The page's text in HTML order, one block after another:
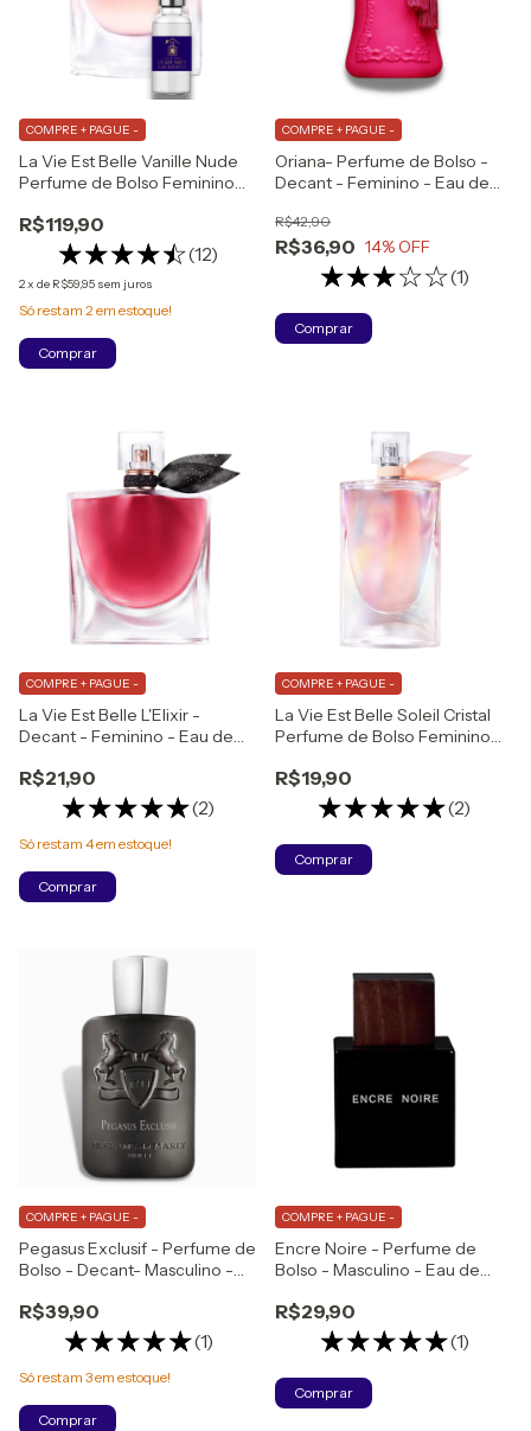
La Vie Est Belle Vanille Nude
Perfume de Bolso Feminino
R$119,90
(12)
2x de R$59,95 sem juros
COMPRE + PAGUE -
Só restam 2em estoque!
Comprar
Oriana- Perfume de Bolso -
Decant - Feminino - Eau de
R$36,90
R$42,90
14% OFF
(1)
COMPRE + PAGUE -
Comprar
La Vie Est Belle L'Elixir -
Decant - Feminino - Eau de
R$21,90
(2)
COMPRE + PAGUE -
Só restam 4em estoque!
Comprar
La Vie Est Belle Soleil Cristal
Perfume de Bolso Feminino
R$19,90
(2)
COMPRE + PAGUE -
Comprar
Pegasus Exclusif - Perfume de
Bolso - Decant- Masculino -
R$39,90
(1)
COMPRE + PAGUE -
Só restam 3em estoque!
Comprar
Encre Noire - Perfume de
Bolso - Masculino - Eau de
R$29,90
(1)
COMPRE + PAGUE -
Comprar